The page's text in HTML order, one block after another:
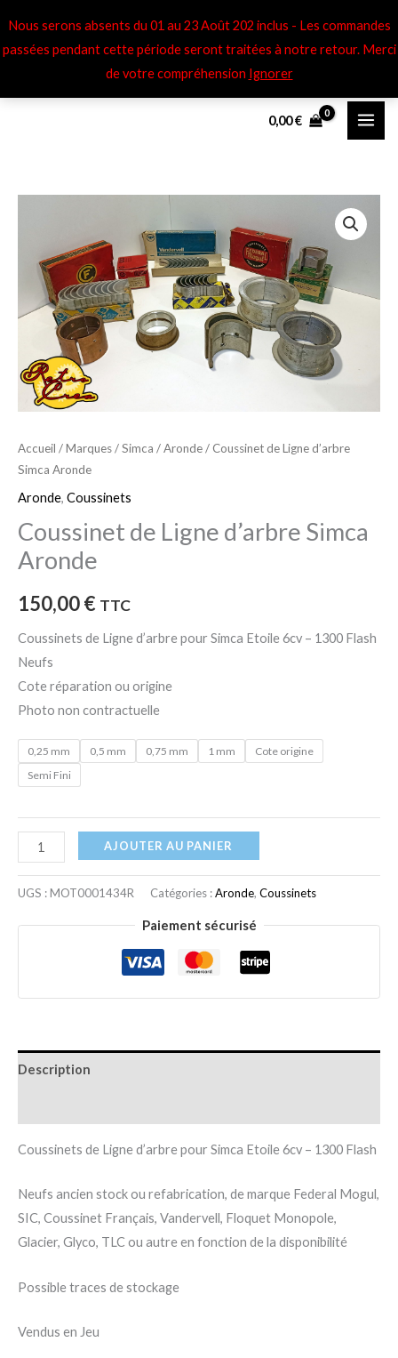
Nous serons absents du 01 au 23 Août 202 inclus - Les commandes
passées pendant cette période seront traitées à notre retour​. Merci
de votre compréhension Ignorer
au
contenu
0,00€
Accueil /Marques/Simca /Aronde/ Coussinet de Ligne d’arbre
Simca Aronde
Aronde, Coussinets
Coussinet de Ligne d’arbre Simca
Aronde
150,00€ TTC
Coussinets de Ligne d’arbre pour Simca Etoile 6cv – 1300 Flash
Neufs
Cote réparation ou origine
Photo non contractuelle
0,25 mm 0,5 mm 0,75 mm 1 mm
Cote origine
Semi Fini
Coussinet
Ligne
d'arbre
Aronde
AJOUTER AU PANIER
UGS :MOT0001434R Catégories :Aronde, Coussinets
Paiement sécurisé
Description
Coussinets de Ligne d’arbre pour Simca Etoile 6cv – 1300 Flash
Neufs ancien stock ou refabrication, de marque Federal Mogul,
SIC, Coussinet Français, Vandervell, Floquet Monopole,
Glacier, Glyco, TLC ou autre en fonction de la disponibilité
Possible traces de stockage
Vendus en Jeu